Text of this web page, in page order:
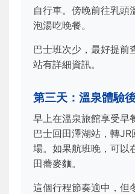
自行車。傍晚前往乳頭
泡湯吃晚餐。
巴士班次少，最好提前
站有詳細資訊。
第三天：溫泉體驗
早上在溫泉旅館享受早
巴士回田澤湖站，轉
場。如果航班晚，可以
田蕎麥麵。
這個行程節奏適中，但